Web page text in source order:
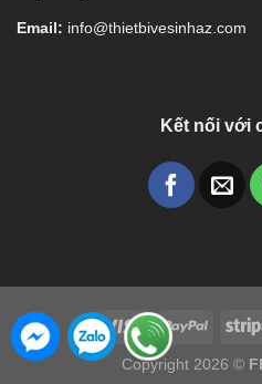
Email: info@thietbivesinhaz.com
Kết nối với
Copyright 2026 ©